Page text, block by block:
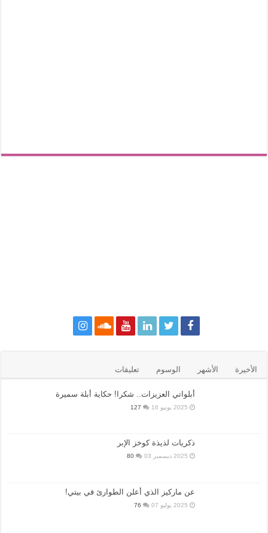
الأخيرة الأشهر الوسوم تعليقات
أبلواتي العزيزات.. شكرا! حكاية أبلة سميرة
2025 يونيو 16 127
ذكريات لذيذة كوخز الإبر
2025 ديسمبر 03 80
عن ماركيز الذي أعلن الطوارئ في بيتي!
2025 يوليو 07 76